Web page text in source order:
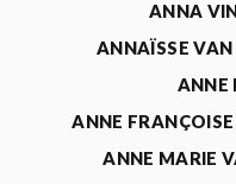
ANNA
ANNAÏSSE VAN
ANNE
ANNE
ANNE MARIE